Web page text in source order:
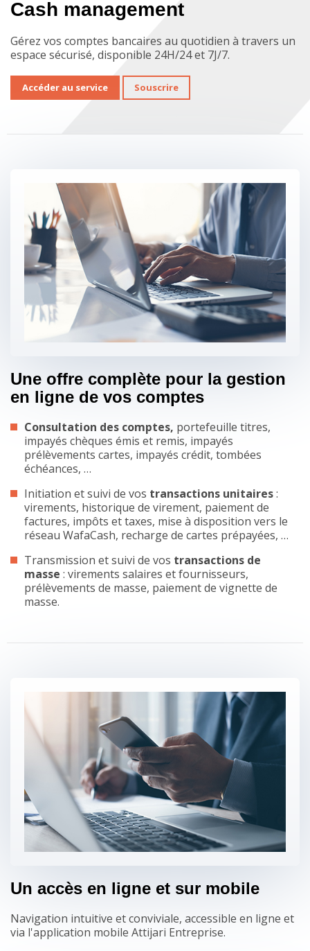
Cash management
Gérez vos comptes bancaires au quotidien à travers un
espace sécurisé, disponible 24H/24 et 7J/7.
Accéder au service Souscrire
Une offre complète pour la gestion
en ligne de vos comptes
Consultation des comptes, portefeuille titres,
impayés chèques émis et remis, impayés
prélèvements cartes, impayés crédit, tombées
échéances, …
Initiation et suivi de vos transactions unitaires:
virements, historique de virement, paiement de
factures, impôts et taxes, mise à disposition vers le
réseau WafaCash, recharge de cartes prépayées, …
Transmission et suivi de vos transactions de
masse : virements salaires et fournisseurs,
prélèvements de masse, paiement de vignette de
masse.
Un accès en ligne et sur mobile
Navigation intuitive et conviviale, accessible en ligne et
via l'application mobile Attijari Entreprise.